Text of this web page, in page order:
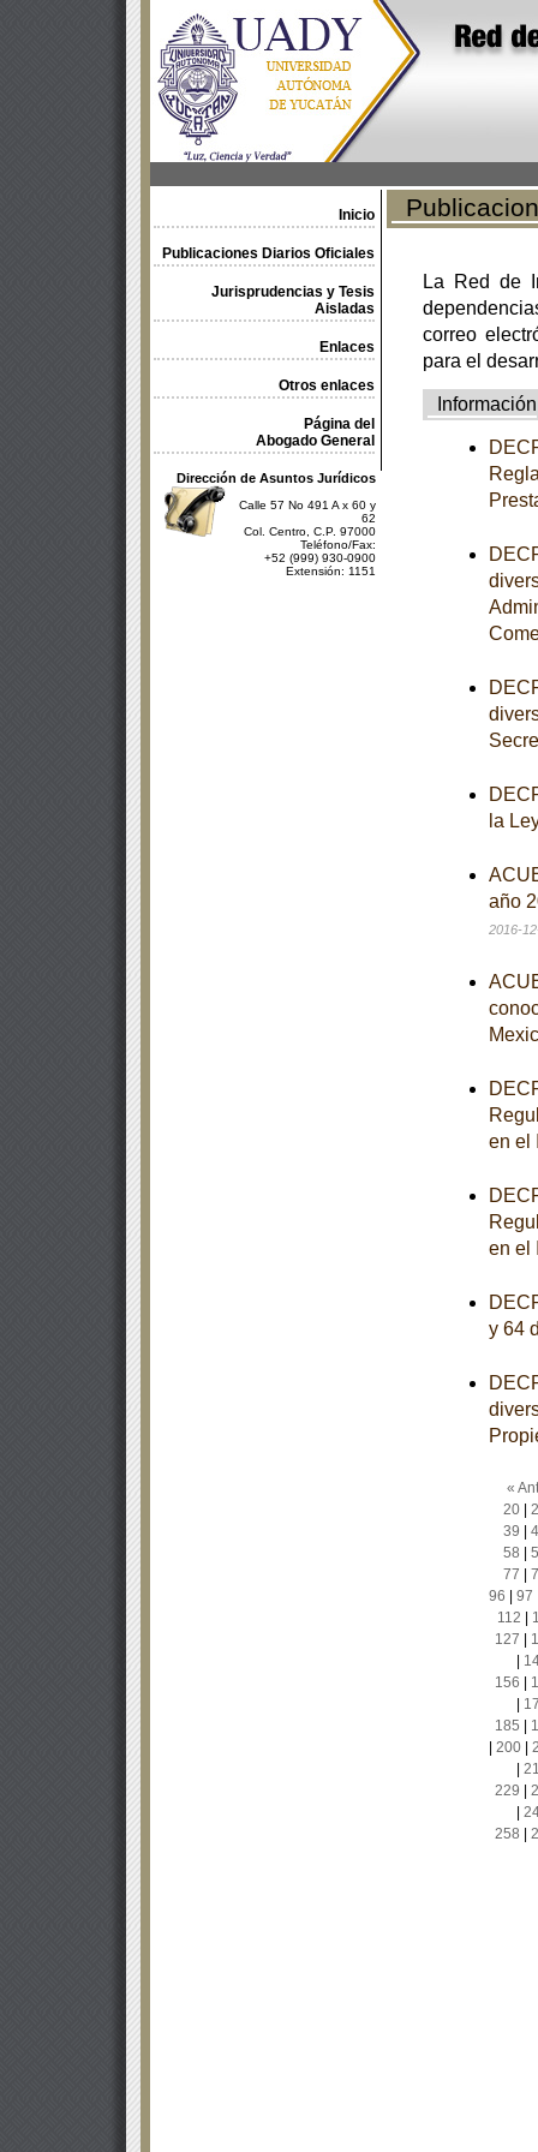
Inicio
Publicaciones Diarios Oficiales
Jurisprudencias y Tesis
Aisladas
Enlaces
Otros enlaces
Página del
Abogado General
Dirección de Asuntos Jurídicos
Calle 57 No 491 A x 60 y
62
Col. Centro, C.P. 97000
Teléfono/Fax:
+52 (999) 930-0900
Extensión: 1151
La Red de
correo
para el
Información
la
año
2016-
en el
en el
y 64
«
20|
39
58
77
96
97
112
127
156
185
200|
229
258